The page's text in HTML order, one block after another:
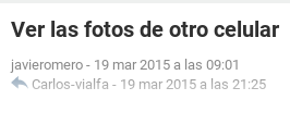
Ver las fotos de otro celular
javieromero - 19 mar 2015 a las 09:01
Carlos-vialfa - 19 mar 2015 a las 21:25